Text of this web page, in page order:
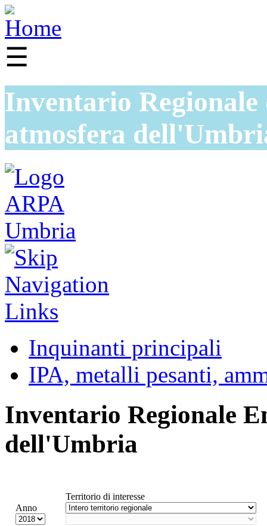
☰
Inventario
atmosfera
Inquinanti principali
IPA, metalli pesanti,
Inventario Regionale
dell'Umbria
Anno
Territorio di interesse